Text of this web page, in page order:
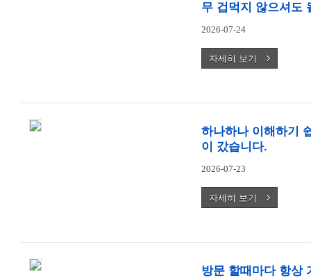
무 겁먹지 않으셔도
2026-07-24
자세히 보기
하나하나 이해하기
이 갔습니다.
2026-07-23
자세히 보기
방문 할때마다 항상